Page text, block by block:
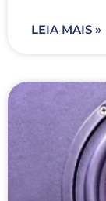
LEIA MAIS »